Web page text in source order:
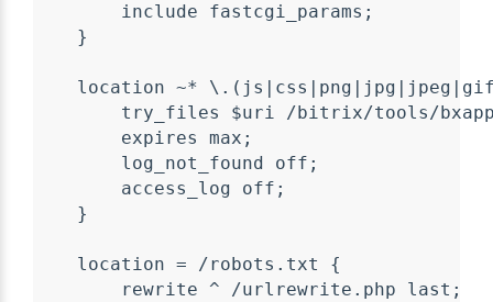
        include fastcgi_params;
    }
location ~*
try_files $uri /bitrix/tools/
        expires max;
        log_not_found off;
        access_log off;
    }
    location = /robots.txt {
        rewrite ^ /urlrewrite.php last;